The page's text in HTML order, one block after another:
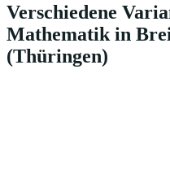
Verschiedene
Mathematik in
(Thüringen)